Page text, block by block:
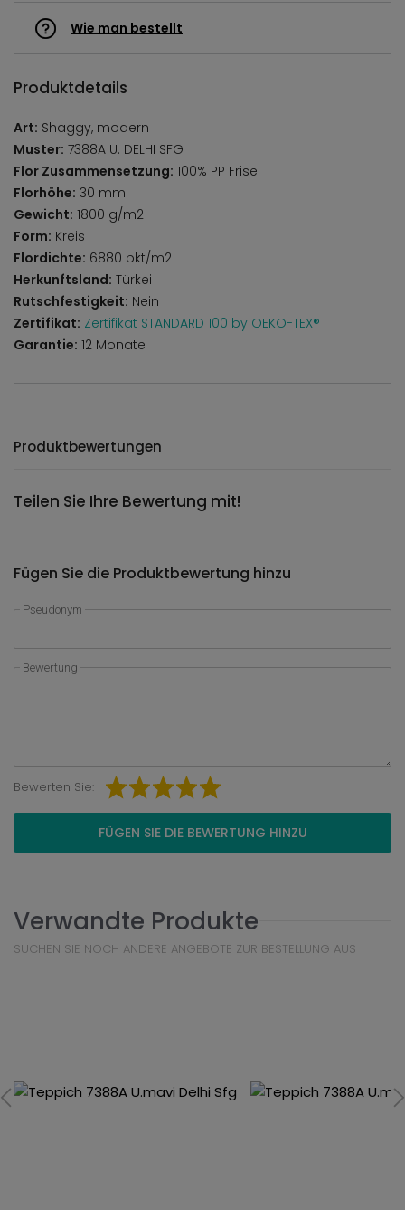
Wie man bestellt
Produktdetails
Art: Shaggy, modern
Muster: 7388A U. DELHI SFG
Flor Zusammensetzung: 100% PP Frise
Florhöhe: 30 mm
Gewicht: 1800 g/m2
Form: Kreis
Flordichte: 6880 pkt/m2
Herkunftsland: Türkei
Rutschfestigkeit: Nein
Zertifikat: Zertifikat STANDARD 100 by OEKO-TEX®
Garantie: 12 Monate
Produktbewertungen
Teilen Sie Ihre Bewertung mit!
Fügen Sie die Produktbewertung hinzu
Pseudonym
Bewertung
Bewerten Sie:
FÜGEN SIE DIE BEWERTUNG HINZU
Verwandte Produkte
SUCHEN SIE NOCH ANDERE ANGEBOTE ZUR BESTELLUNG AUS